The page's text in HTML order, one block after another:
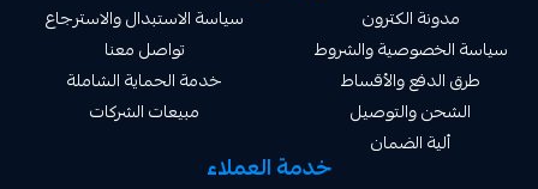
والشروط
والأقساط
والتوصيل
سياسة الاستبدال والاسترجاع
خدمة الحماية الشاملة
مبيعات الشركات
خدمة العملاء